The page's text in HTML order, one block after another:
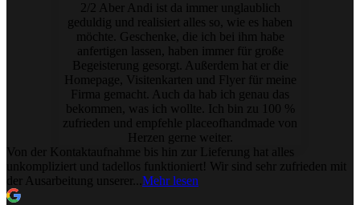
2/2 Aber Andi ist da immer unglaublich
geduldig und realisiert alles so, wie es haben
möchte. Geschenke, die ich bei ihm habe
anfertigen lassen, haben immer für große
Begeisterung gesorgt. Außerdem hat er die
Homepage, Visitenkarten und Flyer für meine
Firma gemacht. Auch da hab ich genau das
bekommen, was ich wollte. Ich bin zu 100 %
zufrieden und empfehle placeofhandmade von
Herzen gerne weiter.
Von der Kontaktaufnahme bis hin zur Lieferung hat alles
unkompliziert und tadellos funktioniert! Wir sind sehr zufrieden mit
der Ausarbeitung unserer... Mehr lesen